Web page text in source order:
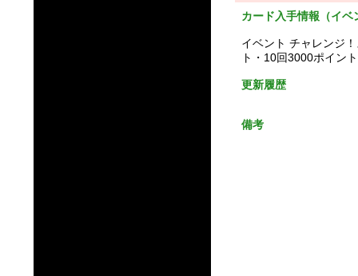
カード入手情報（イ
イベント チャレンジ
ト・10回3000ポイン
更新履歴
備考